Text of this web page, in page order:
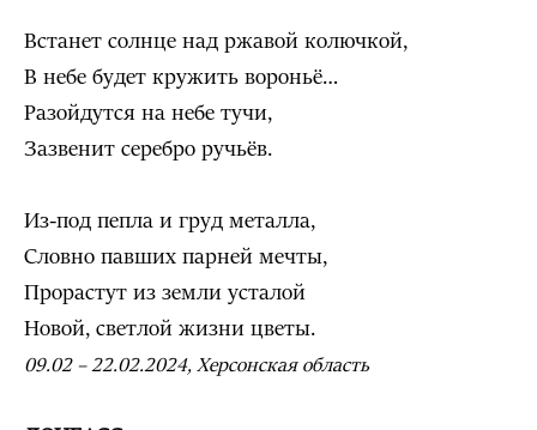
Встанет солнце над ржавой колючкой,
В небе будет кружить вороньё…
Разойдутся на небе тучи,
Зазвенит серебро ручьёв.
Из-под пепла и груд металла,
Словно павших парней мечты,
Прорастут из земли усталой
Новой, светлой жизни цветы.
09.02 – 22.02.2024, Херсонская область